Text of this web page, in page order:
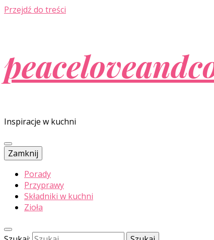
Przejdź do treści
Inspiracje w kuchni
Zamknij
Porady
Przyprawy
Składniki w kuchni
Zioła